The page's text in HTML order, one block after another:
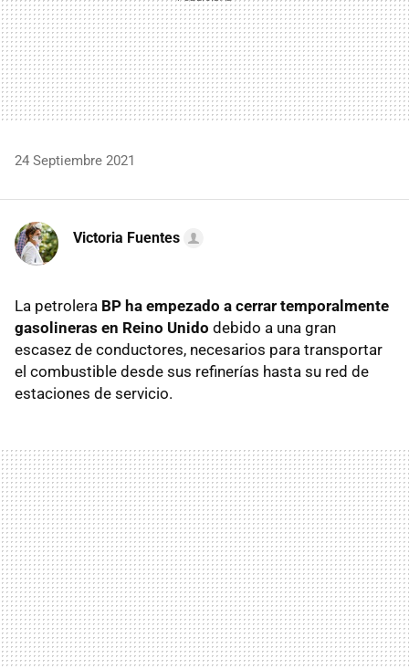
24 Septiembre 2021
Victoria Fuentes
La petrolera BP ha empezado a cerrar temporalmente
gasolineras en Reino Unido debido a una gran
escasez de conductores, necesarios para transportar
el combustible desde sus refinerías hasta su red de
estaciones de servicio.